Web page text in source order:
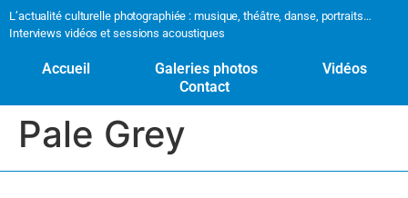
L’actualité culturelle photographiée : musique, théâtre, danse, portraits…
Interviews vidéos et sessions acoustiques
Accueil Galeries photos
Vidéos
Contact
Pale Grey